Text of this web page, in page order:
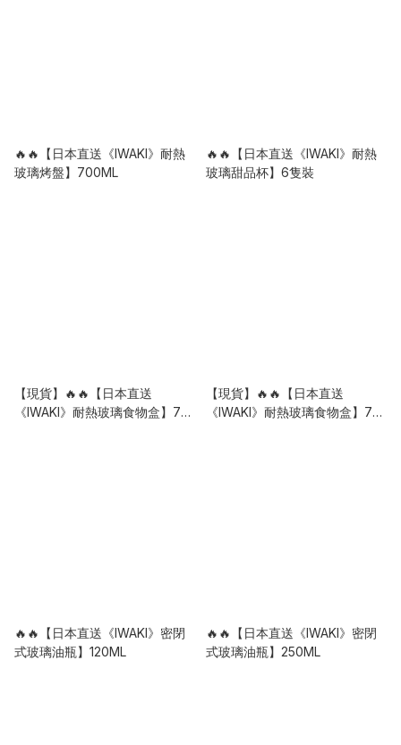
🔥🔥【日本直送《IWAKI》耐熱
玻璃烤盤】700ML
🔥🔥【日本直送《IWAKI》耐熱
玻璃甜品杯】6隻裝
【現貨】🔥🔥【日本直送
《IWAKI》耐熱玻璃食物盒】7件
【現貨】🔥🔥【日本直送
《IWAKI》耐熱玻璃食物盒】7件
🔥🔥【日本直送《IWAKI》密閉
式玻璃油瓶】120ML
🔥🔥【日本直送《IWAKI》密閉
式玻璃油瓶】250ML